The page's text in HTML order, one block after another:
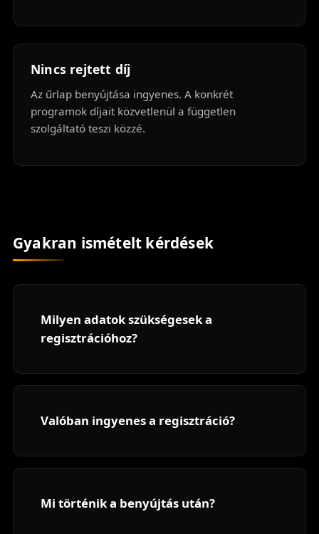
Nincs rejtett díj
Az űrlap benyújtása ingyenes. A konkrét
programok díjait közvetlenül a független
szolgáltató teszi közzé.
Gyakran ismételt kérdések
Milyen adatok szükségesek a
regisztrációhoz?
Valóban ingyenes a regisztráció?
Mi történik a benyújtás után?